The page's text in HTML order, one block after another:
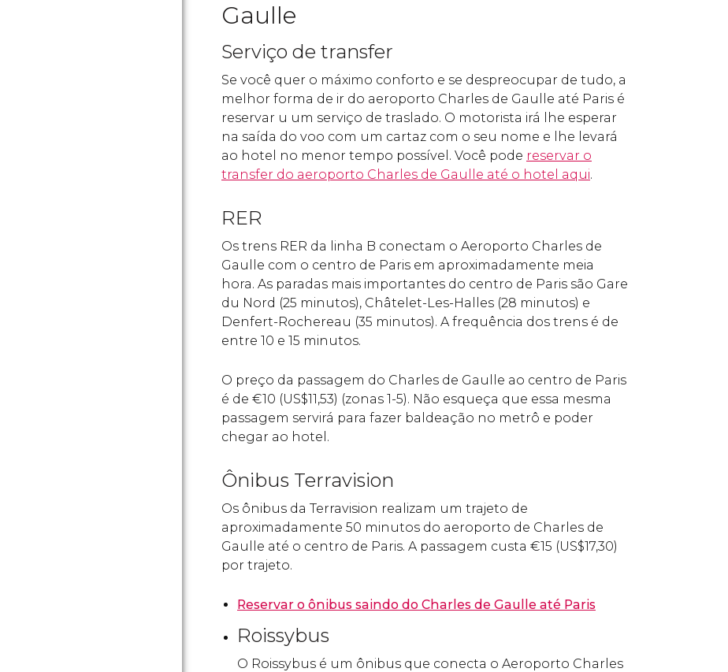
Gaulle
Serviço de transfer
Se você quer o máximo conforto e se despreocupar de tudo, a
melhor forma de ir do aeroporto Charles de Gaulle até Paris é
reservar u um serviço de traslado. O motorista irá lhe esperar
na saída do voo com um cartaz com o seu nome e lhe levará
ao hotel no menor tempo possível. Você pode reservar o
transfer do aeroporto Charles de Gaulle até o hotel aqui.
RER
Os trens RER da linha B conectam o Aeroporto Charles de
Gaulle com o centro de Paris em aproximadamente meia
hora. As paradas mais importantes do centro de Paris são Gare
du Nord (25 minutos), Châtelet-Les-Halles (28 minutos) e
Denfert-Rochereau (35 minutos). A frequência dos trens é de
entre 10 e 15 minutos.
O preço da passagem do Charles de Gaulle ao centro de Paris
é de €10 (US$11,53) (zonas 1-5). Não esqueça que essa mesma
passagem servirá para fazer baldeação no metrô e poder
chegar ao hotel.
Ônibus Terravision
Os ônibus da Terravision realizam um trajeto de
aproximadamente 50 minutos do aeroporto de Charles de
Gaulle até o centro de Paris. A passagem custa €15 (US$17,30)
por trajeto.
Reservar o ônibus saindo do Charles de Gaulle até Paris
Roissybus
O Roissybus é um ônibus que conecta o Aeroporto Charles